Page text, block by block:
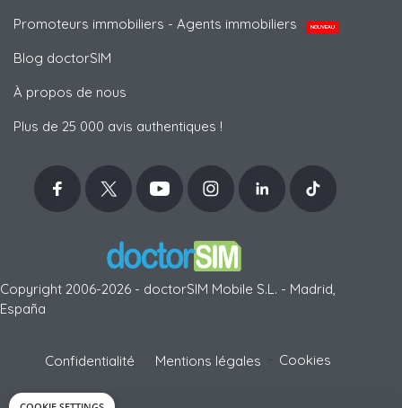
Promoteurs immobiliers - Agents immobiliers
NOUVEAU
Blog doctorSIM
À propos de nous
Plus de 25 000 avis authentiques !
Copyright 2006-2026 - doctorSIM Mobile S.L. - Madrid,
España
Confidentialité Mentions légales Cookies